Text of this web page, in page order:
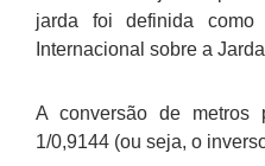
jarda foi definida como
Internacional sobre a
A conversão de metros
1/0,9144 (ou seja, o